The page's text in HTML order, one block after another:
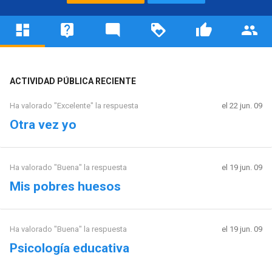
ACTIVIDAD PÚBLICA RECIENTE
Ha valorado "Excelente" la respuesta el 22 jun. 09
Otra vez yo
Ha valorado "Buena" la respuesta el 19 jun. 09
Mis pobres huesos
Ha valorado "Buena" la respuesta el 19 jun. 09
Psicología educativa